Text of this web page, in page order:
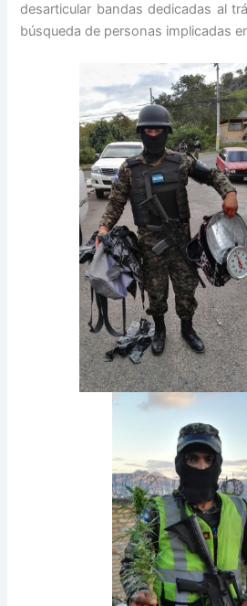
desarticular bandas dedicadas al
búsqueda de personas implicadas